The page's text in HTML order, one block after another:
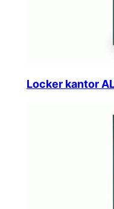
Locker kantor